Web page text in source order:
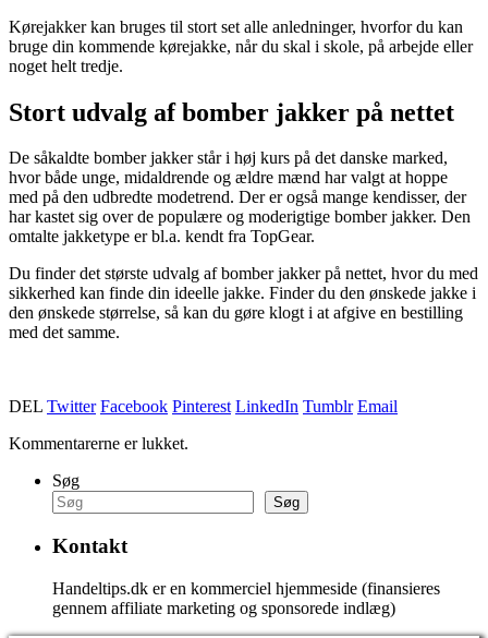
Kørejakker kan bruges til stort set alle anledninger, hvorfor du kan
bruge din kommende kørejakke, når du skal i skole, på arbejde eller
noget helt tredje.
Stort udvalg af bomber jakker på nettet
De såkaldte bomber jakker står i høj kurs på det danske marked,
hvor både unge, midaldrende og ældre mænd har valgt at hoppe
med på den udbredte modetrend. Der er også mange kendisser, der
har kastet sig over de populære og moderigtige bomber jakker. Den
omtalte jakketype er bl.a. kendt fra TopGear.
Du finder det største udvalg af bomber jakker på nettet, hvor du med
sikkerhed kan finde din ideelle jakke. Finder du den ønskede jakke i
den ønskede størrelse, så kan du gøre klogt i at afgive en bestilling
med det samme.
DEL Twitter Facebook Pinterest LinkedIn Tumblr Email
Kommentarerne er lukket.
Søg
Søg
Kontakt
Handeltips.dk er en kommerciel hjemmeside (finansieres
gennem affiliate marketing og sponsorede indlæg)